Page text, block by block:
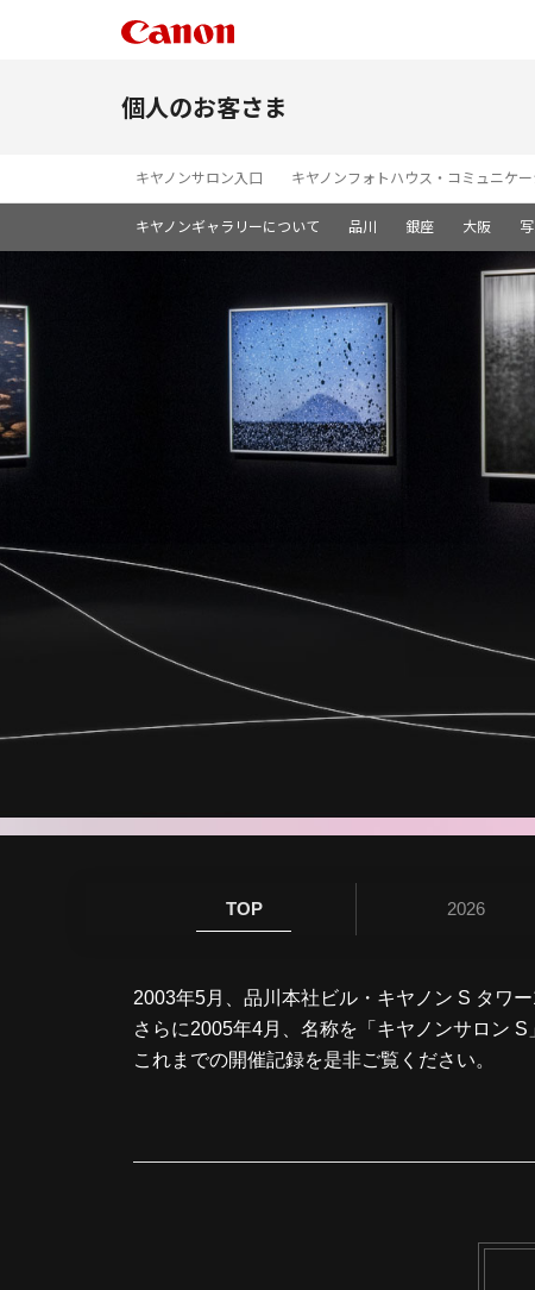
個人のお客さま
キヤノンサロン入口 キヤノンフォトハウス・コミュニケ
キヤノンギャラリーについて 品川 銀座 大阪
TOP 2026
2003年5月、品川本社ビル・キヤノン S タワ
さらに2005年4月、名称を「キヤノンサロン
これまでの開催記録を是非ご覧ください。